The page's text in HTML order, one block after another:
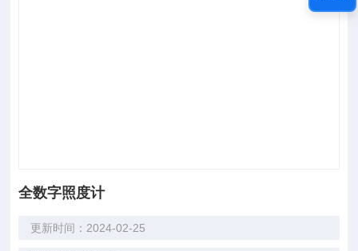
全数字照度计
更新时间：2024-02-25